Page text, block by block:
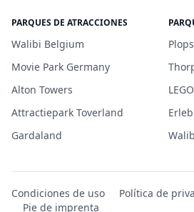
PARQUES DE ATRACCIONES
Walibi Belgium
Movie Park Germany
Alton Towers
Attractiepark Toverland
Gardaland
Condiciones de uso
Política de
Pie de imprenta